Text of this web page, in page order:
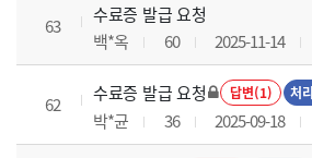
63
수료증 발급 요청
백*옥
60 2025-11-14
62
수료증 발급 요청 답변(1) 처
박*균 36 2025-09-18